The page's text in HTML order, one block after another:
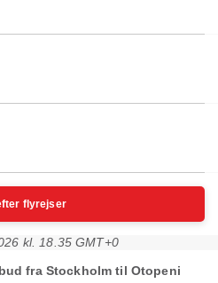
flyrejser
kl. 18.35 GMT+0
fra Stockholm til Otopeni